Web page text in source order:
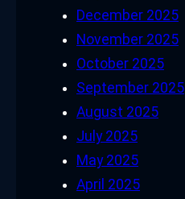
December 2025
November 2025
October 2025
September 2025
August 2025
July 2025
May 2025
April 2025